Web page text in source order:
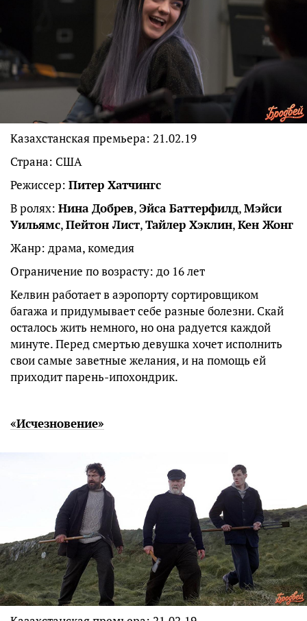
Казахстанская премьера: 21.02.19
Страна: США
Режиссер: Питер Хатчингс
В ролях: Нина Добрев,Эйса Баттерфилд,Мэйси
Уильямс,Пейтон Лист,Тайлер Хэклин,Кен Жонг
Жанр: драма, комедия
Ограничение по возрасту: до 16 лет
Келвин работает в аэропорту сортировщиком
багажа и придумывает себе разные болезни. Скай
осталось жить немного, но она радуется каждой
минуте. Перед смертью девушка хочет исполнить
свои самые заветные желания, и на помощь ей
приходит парень-ипохондрик.
«Исчезновение»